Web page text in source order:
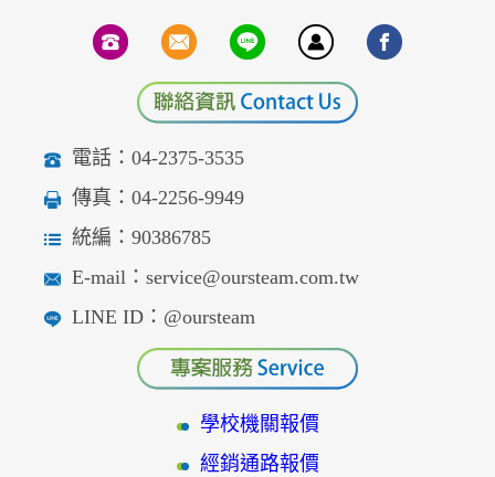
電話：04-2375-3535
傳真：04-2256-9949
統編：90386785
E-mail：service@oursteam.com.tw
LINE ID：@oursteam
學校機關報價
經銷通路報價